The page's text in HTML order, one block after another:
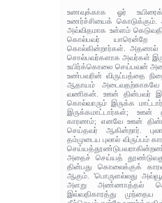
உணவுக்காக ஓர்
உணர்ச்சியைக்
அவ்விதமாக உள்ளம்
கொல்பவர் யாரென்றே
கொல்கின்றார்கள். அதனால்
சொல்பவர்களாக அவர்கள்
உயிர்க்கொலை செய்பவன்
உண்பவரின் விருப்பத்தை
ஆதாயம் அடைவதற்காகவே
வணிகன். ஊன் தின்பவர்
கொல்வாரும் இருக்க
இருக்கமாட்டார்கள்; ஊன்
காரணம்; எனவே ஊன்
செய்தவர் ஆகின்றார்.
தம்முடைய புலால்
அதைச் செய்யத்
தின்பது கொலைக்குக்
ஆகும். 'பொருளல்லது
அளறு அண்ணாத்தல்
இவ்வதிகாரத்து